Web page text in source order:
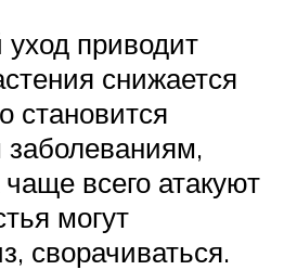
приводит
снижается
становится
всего атакуют
могут
сворачиваться.